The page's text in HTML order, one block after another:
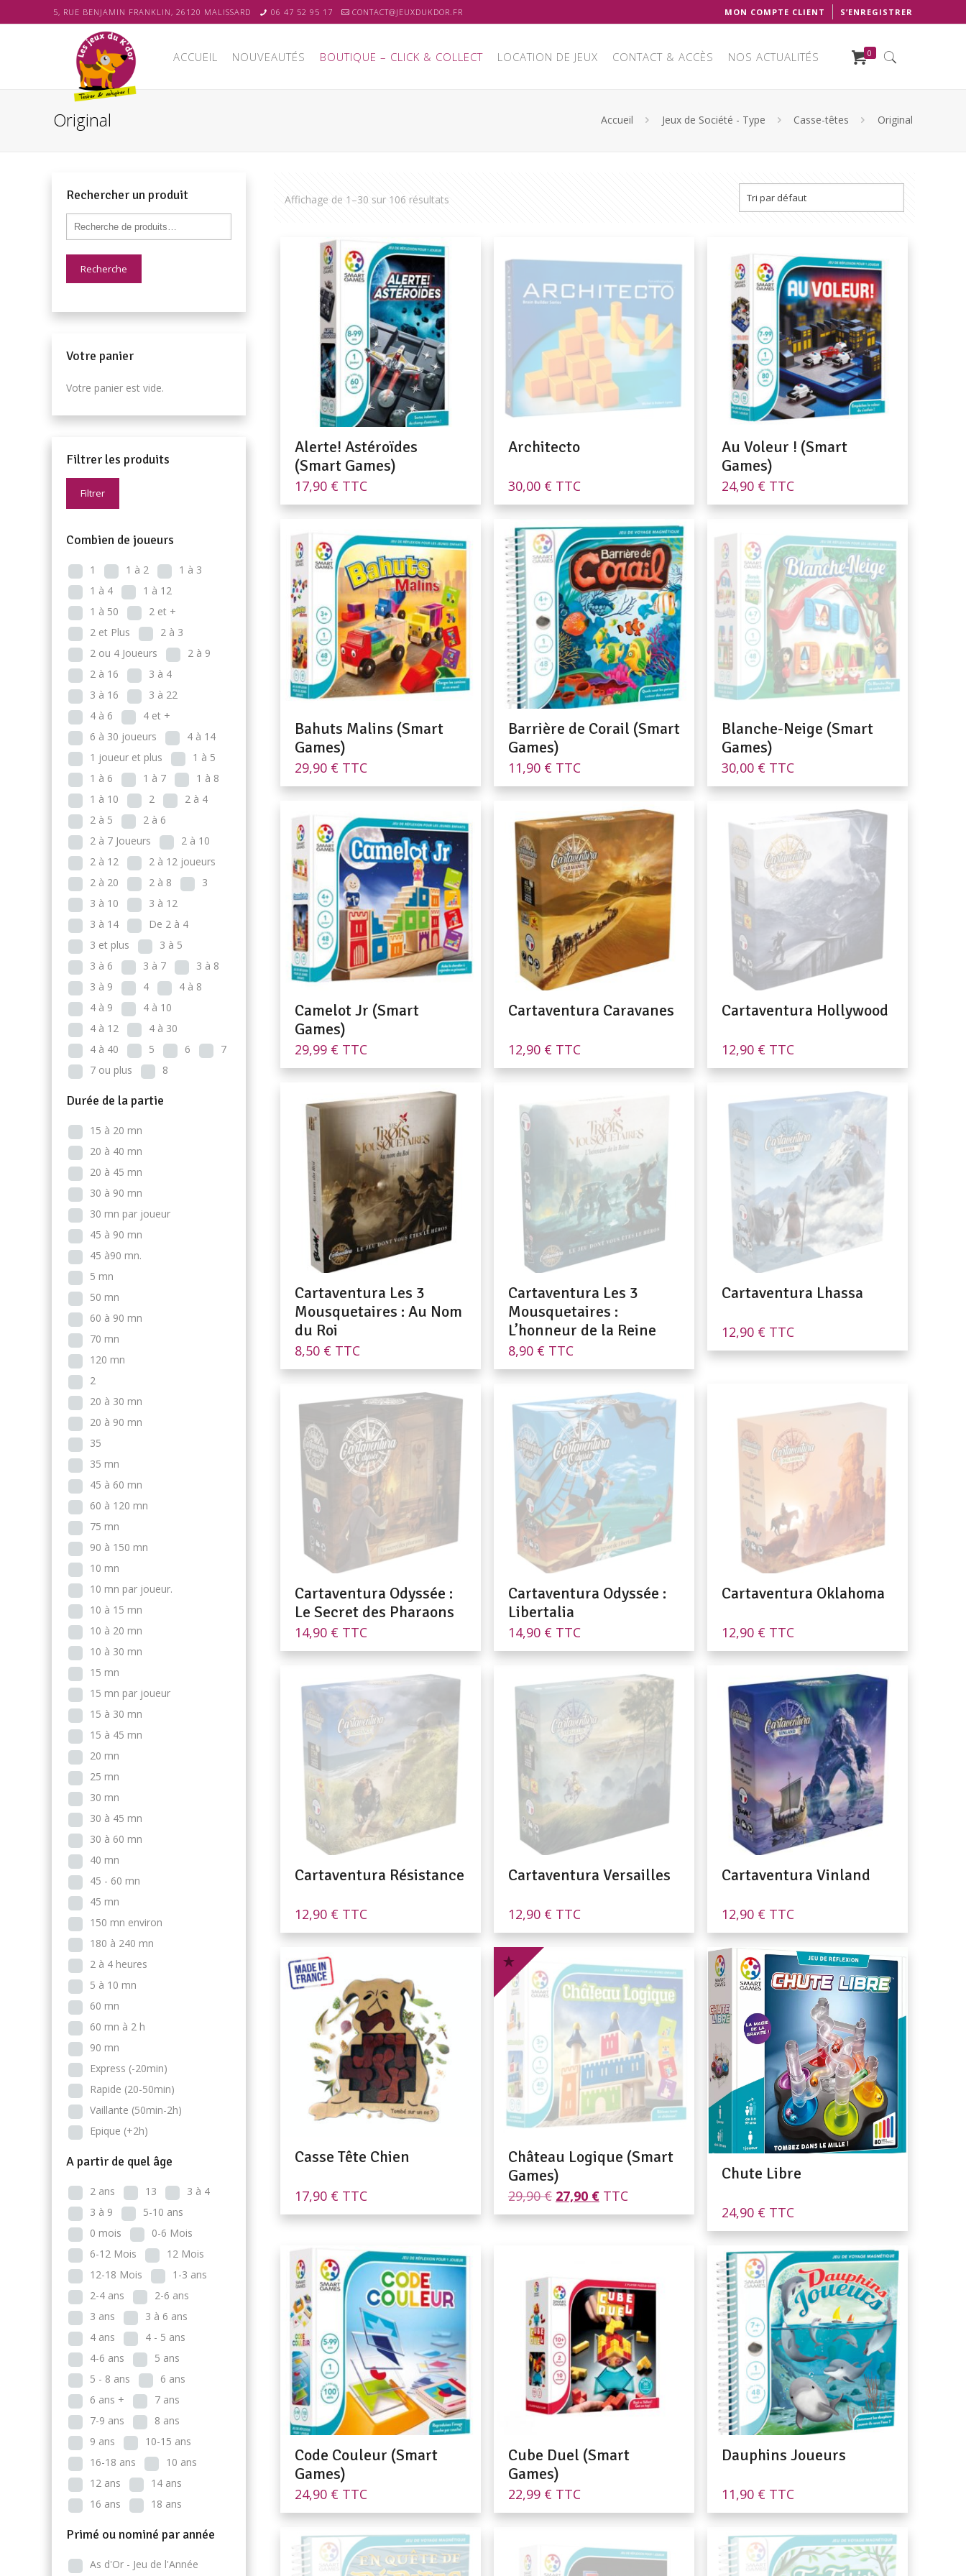
5, RUE BENJAMIN FRANKLIN, 26120 MALISSARD 06 47 52 95 17 CONTACT@JEUXDUKDOR.FR MON COMPTE CLIENT S’ENREGISTRER
ACCUEIL NOUVEAUTÉS BOUTIQUE – CLICK & COLLECT LOCATION DE JEUX CONTACT & ACCÈS NOS ACTUALITÉS 0
Original Accueil Jeux de Société - Type Casse-têtes Original
Affichage de 1–30 sur 106 résultats
Alerte! Astéroïdes
(Smart Games)
17,90 € TTC
Architecto
30,00 € TTC
Au Voleur ! (Smart
Games)
24,90 € TTC
Bahuts Malins (Smart
Games)
29,90 € TTC
Barrière de Corail (Smart
Games)
11,90 € TTC
Blanche-Neige (Smart
Games)
30,00 € TTC
Camelot Jr (Smart
Games)
29,99 € TTC
Cartaventura Caravanes
12,90 € TTC
Cartaventura Hollywood
12,90 € TTC
Cartaventura Les 3
Mousquetaires : Au Nom
du Roi
8,50 € TTC
Cartaventura Les 3
Mousquetaires :
L’honneur de la Reine
8,90 € TTC
Cartaventura Lhassa
12,90 € TTC
Cartaventura Odyssée :
Le Secret des Pharaons
14,90 € TTC
Cartaventura Odyssée :
Libertalia
14,90 € TTC
Cartaventura Oklahoma
12,90 € TTC
Cartaventura Résistance
12,90 € TTC
Cartaventura Versailles
12,90 € TTC
Cartaventura Vinland
12,90 € TTC
Casse Tête Chien
17,90 € TTC
Château Logique (Smart
Games)
29,90€ Le
prix
initial
27,90 €Le
prix
actuel
TTC
Chute Libre
24,90 € TTC
Code Couleur (Smart
Games)
24,90 € TTC
Cube Duel (Smart
Games)
22,99 € TTC
Dauphins Joueurs
11,90 € TTC
Rechercher un produit
Recherche
Votre panier
Votre panier est vide.
Filtrer les produits
Filtrer
Combien de joueurs
1 1 à 2
1 à 3
1 à 4
1 à 12
1 à 50
2 et +
2 et Plus
2 à 3
2 ou 4 Joueurs
2 à 9
2 à 16
3 à 4
3 à 16
3 à 22
4 à 6
4 et +
6 à 30 joueurs
4 à 14
1 joueur et plus
1 à 5
1 à 6
1 à 7
1 à 8
1 à 10
2
2 à 4
2 à 5
2 à 6
2 à 7 Joueurs
2 à 10
2 à 12
2 à 12 joueurs
2 à 20
2 à 8
3
3 à 10
3 à 12
3 à 14
De 2 à 4
3 et plus
3 à 5
3 à 6
3 à 7
3 à 8
3 à 9
4
4 à 8
4 à 9
4 à 10
4 à 12
4 à 30
4 à 40
5 6
7
7 ou plus
8
Durée de la partie
15 à 20 mn
20 à 40 mn
20 à 45 mn
30 à 90 mn
30 mn par joueur
45 à 90 mn
45 à90 mn.
5 mn
50 mn
60 à 90 mn
70 mn
120 mn
2
20 à 30 mn
20 à 90 mn
35
35 mn
45 à 60 mn
60 à 120 mn
75 mn
90 à 150 mn
10 mn
10 mn par joueur.
10 à 15 mn
10 à 20 mn
10 à 30 mn
15 mn
15 mn par joueur
15 à 30 mn
15 à 45 mn
20 mn
25 mn
30 mn
30 à 45 mn
30 à 60 mn
40 mn
45 - 60 mn
45 mn
150 mn environ
180 à 240 mn
2 à 4 heures
5 à 10 mn
60 mn
60 mn à 2 h
90 mn
Express (-20min)
Rapide (20-50min)
Vaillante (50min-2h)
Epique (+2h)
A partir de quel âge
2 ans 13
3 à 4
3 à 9
5-10 ans
0 mois
0-6 Mois
6-12 Mois
12 Mois
12-18 Mois
1-3 ans
2-4 ans
2-6 ans
3 ans
3 à 6 ans
4 ans
4 - 5 ans
4-6 ans
5 ans
5 - 8 ans
6 ans
6 ans +
7 ans
7-9 ans
8 ans
9 ans
10-15 ans
16-18 ans
10 ans
12 ans
14 ans
16 ans
18 ans
Primé ou nominé par année
As d'Or - Jeu de l'Année